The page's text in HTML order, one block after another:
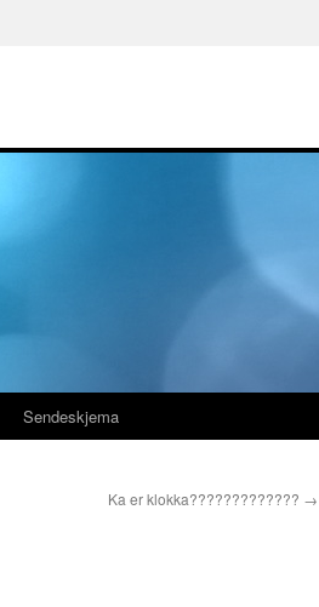
Sendeskjema
Ka er klokka????????????? →